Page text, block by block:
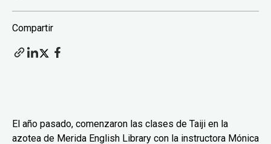
Compartir
El año pasado, comenzaron las clases de Taiji en la
azotea de Merida English Library con la instructora Mónica